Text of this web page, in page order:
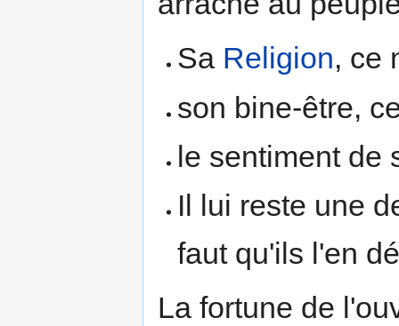
Sa Religion, ce
son bine-être,
le sentiment de
Il lui reste une
faut qu'ils l'en
La fortune de